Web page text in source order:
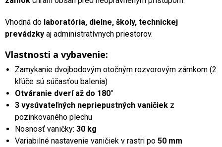
Vhodná do laboratória, dielne, školy, technickej
prevádzky aj administratívnych priestorov.
Vlastnosti a vybavenie:
Zamykanie dvojbodovým otočným rozvorovým zámkom (2
kľúče sú súčasťou balenia)
Otváranie dverí až do 180°
3 vysúvateľných nepriepustných vaničiek z
pozinkovaného plechu
Nosnosť vaničky: 30 kg
Variabilné nastavenie vaničiek v rastri po 50 mm